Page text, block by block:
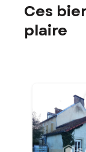
Ces
plaire